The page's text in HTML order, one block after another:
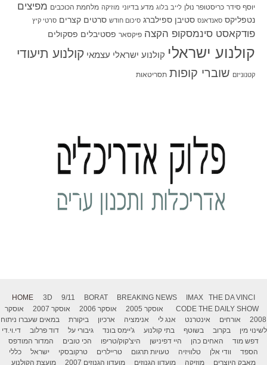
יוסף סידר כריסטופר נולן לייב בלוג מדע בדיוני מוזיקה מלחמת הכוכבים מפיצים
נטפליקס סאנדאנס סטיבן ספילברג סיכום חודש סרטים קצרים סרטי קיץ
פודקאסט סינמסקופ הקצה פיקסאר פסטיבלים פסקולים
קולנוע ישראלי קולנוע ישראלי עצמאי קולנוע תיעודי
קטנוניזם שוברי קופות תסריטאות
HOME 3D 9/11 BORAT BREAKING NEWS IMAX
THE DA VINCI
CODE THE DAILY SHOW אוסקר 2005 אוסקר 2006 אוסקר 2007
אוסקר
2008
אורחים אינטרנט אנג לי אנימציה ארכיון ביקורת
במאים שעברו ניתוח
לשינוי מין
בקרוב בשוטף בתי קולנוע ג'יימס בונד גיבורי על דוד פרלוב
די.וי.די
דפש מוד
האחים כהן היי דפינישן היצ'קוק/טריפו הכי טובים
המדור המודפס
הספד
וודי אלן טלוויזיה טעויות תרגום טריילרים טרקובסקי ישראל
כללי
מאבק היוצרים
מוזיקה מועדון הגנוזים מועדון הגנוזים 2007 מועצת הקולנוע